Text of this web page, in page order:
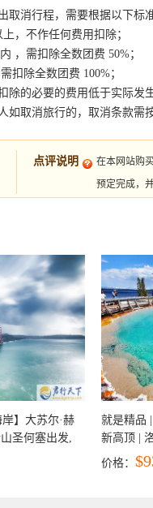
取消行程，需要根据以下标
，不作任何费用扣除；
，需扣除全数团费 50%；
扣除全数团费 100%；
除的必要的费用低于实际
如取消旅行的，取消条款需
点评说明
在本网站购
预定完成，
】大苏尔·赫
圣何塞出发,
就是精品
新高顶 |
彩穴+马
价格：